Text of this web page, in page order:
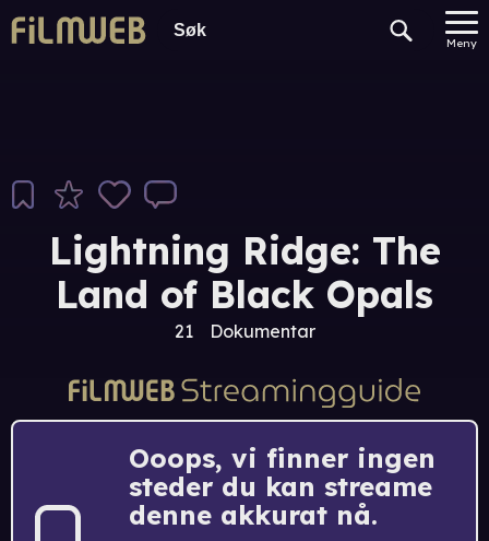
Meny
Lightning Ridge: The
Land of Black Opals
21 Dokumentar
Ooops, vi finner ingen
steder du kan streame
denne akkurat nå.